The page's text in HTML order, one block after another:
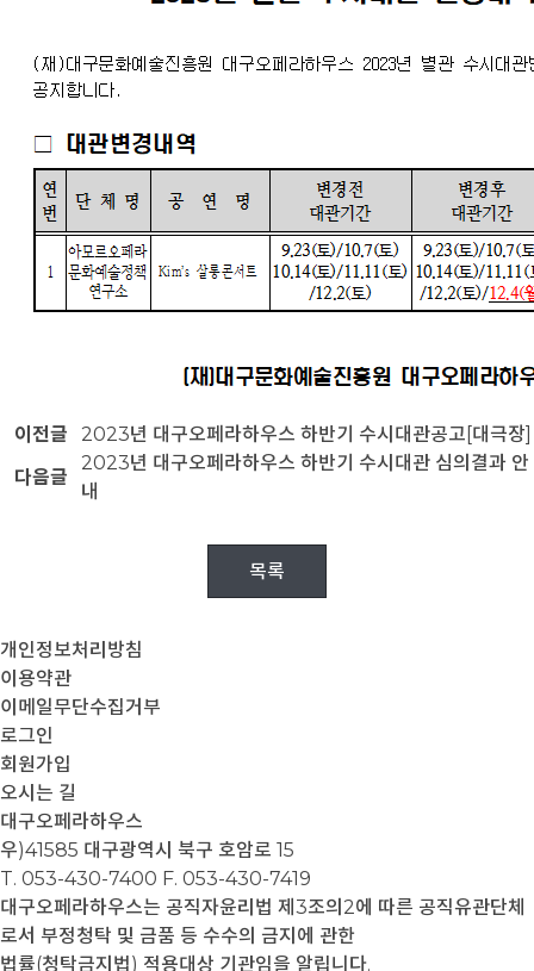
이전글
2023년 대구오페라하우스 하반기 수시대관공고[대극장]
다음글
2023년 대구오페라하우스 하반기 수시대관 심의결과 안
내
목록
개인정보처리방침
이용약관
이메일무단수집거부
로그인
회원가입
오시는 길
대구오페라하우스
우)41585 대구광역시 북구 호암로 15
T. 053-430-7400 F. 053-430-7419
대구오페라하우스는 공직자윤리법 제3조의2에 따른 공직유관단체
로서 부정청탁 및 금품 등 수수의 금지에 관한
법률(청탁금지법) 적용대상 기관임을 알립니다.